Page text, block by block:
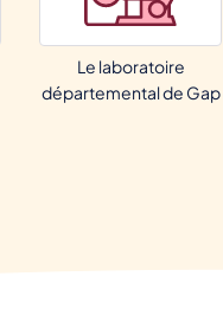
Le laboratoire
départemental de Gap